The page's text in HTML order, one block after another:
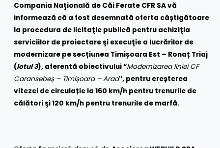
Compania Naţională de Căi Ferate CFR SA vă
informează că a fost desemnată oferta câștigătoare
la procedura de licitaţie publică pentru achiziţia
serviciilor de proiectare şi execuţie a lucrărilor de
modernizare pe secțiunea Timișoara Est – Ronaț Triaj
(lotul 3), aferentă obiectivului “Modernizarea liniei CF
Caransebeș – Timișoara – Aradˮ, pentru creșterea
vitezei de circulație la 160 km/h pentru trenurile de
călători şi 120 km/h pentru trenurile de marfă.